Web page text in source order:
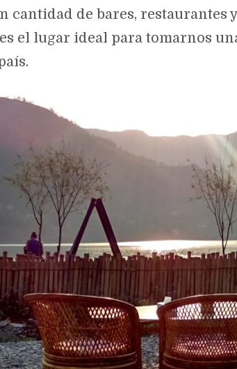
cantidad de bares, restaurantes
es el lugar ideal para tomarnos